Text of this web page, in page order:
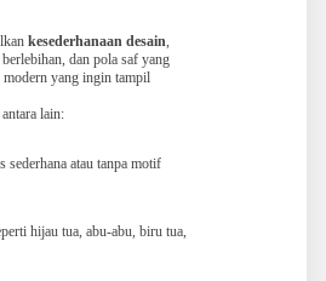
kesederhanaan desain,
dan pola saf yang
yang ingin tampil
lain:
sederhana atau tanpa motif
hijau tua, abu-abu, biru tua,